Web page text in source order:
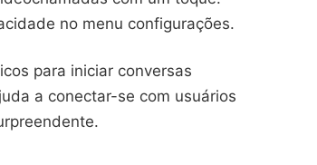
no menu configurações.
para iniciar conversas
a conectar-se com usuários